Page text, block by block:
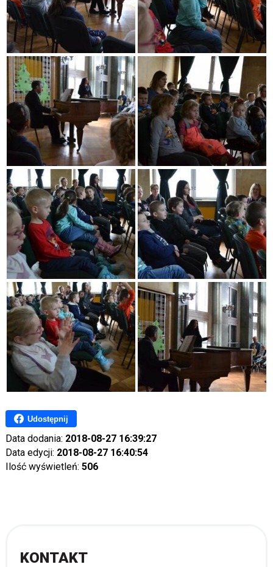
Udostępnij
Data dodania: 2018-08-27 16:39:27
Data edycji: 2018-08-27 16:40:54
Ilość wyświetleń: 506
KONTAKT